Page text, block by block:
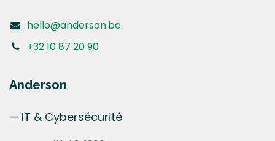
hello@anderson.be
+32 10 87 20 90
Anderson
— IT & Cybersécurité